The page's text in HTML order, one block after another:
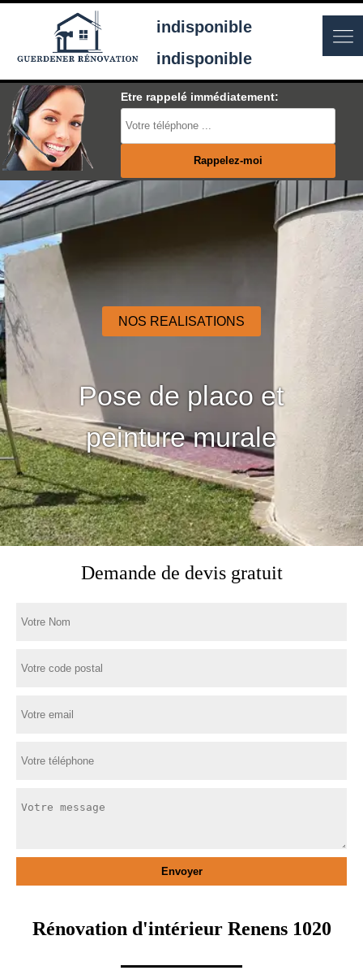
indisponible
indisponible
Etre rappelé immédiatement:
NOS REALISATIONS
Pose de placo et
peinture murale
Demande de devis gratuit
Rénovation d'intérieur Renens 1020